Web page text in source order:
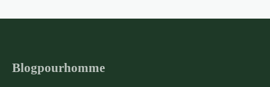
pour un style moderne et
dynamisme dans la mode masculine. Les
Blogpourhomme